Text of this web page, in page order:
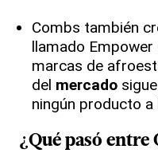
Combs también
llamado
marcas de
del mercado
ningún producto a
¿Qué pasó entre